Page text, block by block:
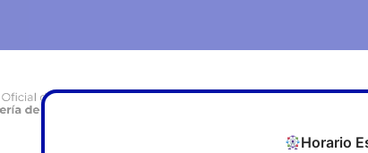
Horario